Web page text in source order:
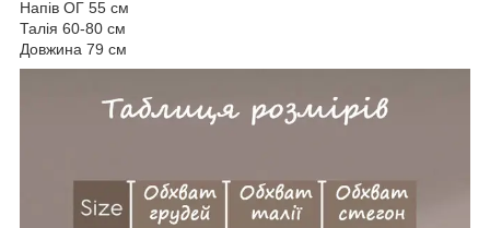
Напів ОГ 55 см
Талія 60-80 см
Довжина 79 см